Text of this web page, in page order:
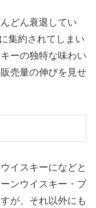
どん衰退してい
集約されてしまい
ーの独特な味わい
売量の伸びを見せ
イスキーになどと
ンウイスキー・ブ
が、それ以外にも